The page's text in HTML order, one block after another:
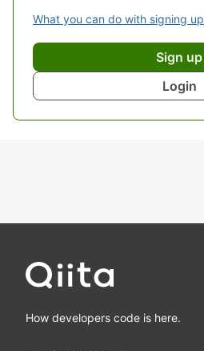
What you can do with signing up
Sign up
Login
How developers code is here.